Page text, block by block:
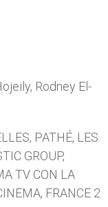
Rodney El-
PATHÉ, LES
GROUP,
TV CON LA
FRANCE 2